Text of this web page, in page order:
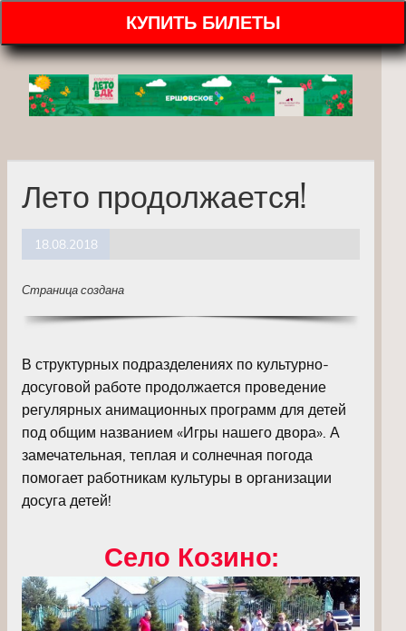
КУПИТЬ БИЛЕТЫ
Лето продолжается!
18.08.2018
Страница создана
В структурных подразделениях по культурно-
досуговой работе продолжается проведение
регулярных анимационных программ для детей
под общим названием «Игры нашего двора». А
замечательная, теплая и солнечная погода
помогает работникам культуры в организации
досуга детей!
Село Козино: